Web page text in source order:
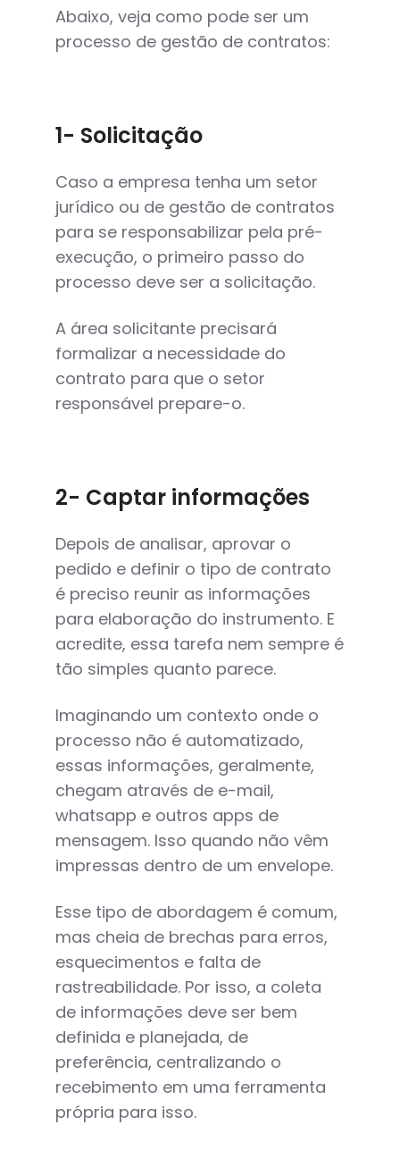
Abaixo, veja como pode ser um
processo de gestão de contratos:
1- Solicitação
Caso a empresa tenha um setor
jurídico ou de gestão de contratos
para se responsabilizar pela pré-
execução, o primeiro passo do
processo deve ser a solicitação.
A área solicitante precisará
formalizar a necessidade do
contrato para que o setor
responsável prepare-o.
2- Captar informações
Depois de analisar, aprovar o
pedido e definir o tipo de contrato
é preciso reunir as informações
para elaboração do instrumento. E
acredite, essa tarefa nem sempre é
tão simples quanto parece.
Imaginando um contexto onde o
processo não é automatizado,
essas informações, geralmente,
chegam através de e-mail,
whatsapp e outros apps de
mensagem. Isso quando não vêm
impressas dentro de um envelope.
Esse tipo de abordagem é comum,
mas cheia de brechas para erros,
esquecimentos e falta de
rastreabilidade. Por isso, a coleta
de informações deve ser bem
definida e planejada, de
preferência, centralizando o
recebimento em uma ferramenta
própria para isso.